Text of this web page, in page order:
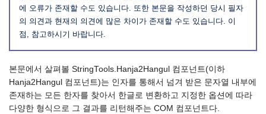
에 오류가 존재할 수도 있습니다. 또한 본문을 작성하던 당시 필자
의 의견과 현재의 의견에 많은 차이가 존재할 수도 있습니다. 이
점, 참고하시기 바랍니다.
본문에서 살펴볼 StringTools.Hanja2Hangul 컴포넌트(이하
Hanja2Hangul 컴포넌트)는 인자를 통해서 넘겨 받은 문자열 내부에
존재하는 모든 한자를 찾아서 한글로 변환하고 지정한 옵션에 따라
다양한 형식으로 그 결과를 리턴해주는 COM 컴포넌트다.